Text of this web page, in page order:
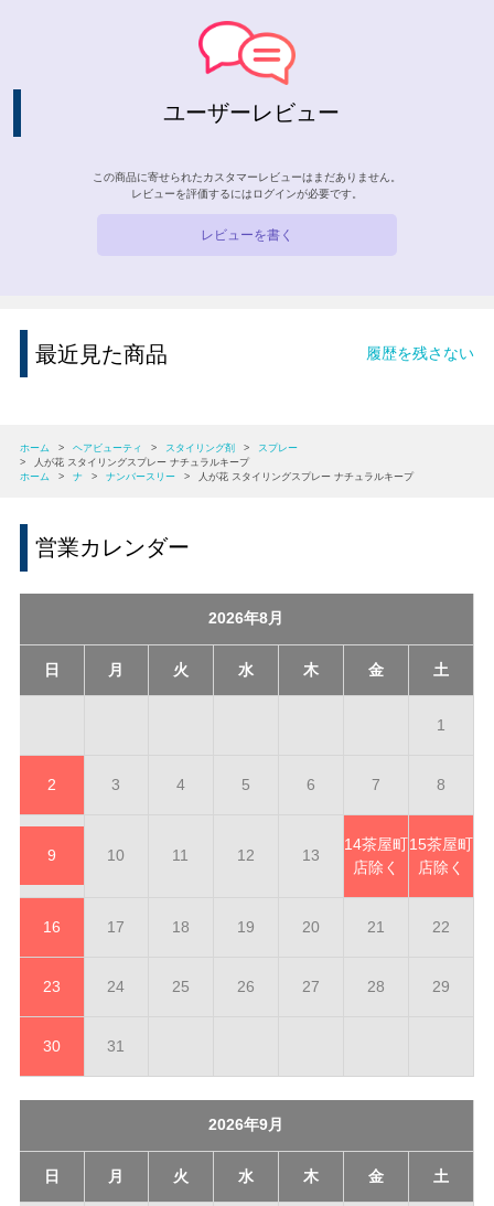
ユーザーレビュー
この商品に寄せられたカスタマーレビューはまだありません。
レビューを評価するには ログインが必要です。
レビューを書く
最近見た商品 履歴を残さない
ホーム > ヘアビューティ > スタイリング剤 >
スプレー
>
人が花 スタイリングスプレー ナチュラルキープ
ホーム
> ナ > ナンバースリー > 人が花 スタイリングスプレー ナチュラルキープ
営業カレンダー
2026年8月
日 月 火 水 木 金 土
1
2 3 4 5 6 7 8
9 10 11 12 13
14茶屋町
店除く
15茶屋町
店除く
16 17 18 19 20 21 22
23 24 25 26 27 28 29
30 31
2026年9月
日 月 火 水 木 金 土